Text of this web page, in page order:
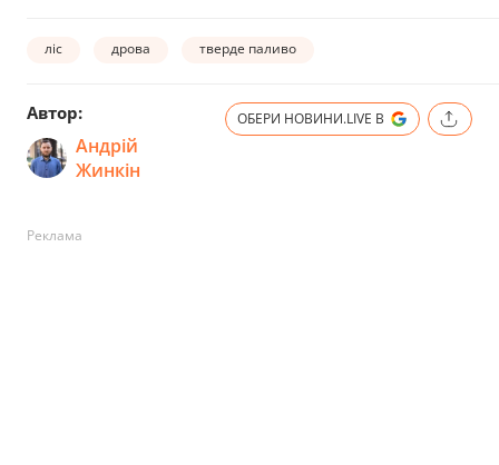
ліс дрова тверде паливо
Автор:
Андрій
Жинкін
ОБЕРИ НОВИНИ.LIVE В
Реклама